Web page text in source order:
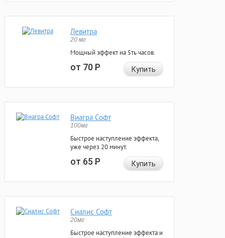
Левитра
20 мг
Мощный эффект на 5ть часов.
от 70Р Купить
Виагра Софт
100мг
Быстрое наступление эффекта,
уже через 20 минут.
от 65Р Купить
Сиалис Софт
20мг
Быстрое наступление эффекта и